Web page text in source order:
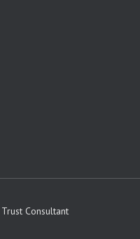
Trust Consultant